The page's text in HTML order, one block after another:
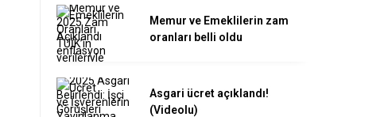
Memur ve Emeklilerin zam
oranları belli oldu
Asgari ücret açıklandı!
(Videolu)